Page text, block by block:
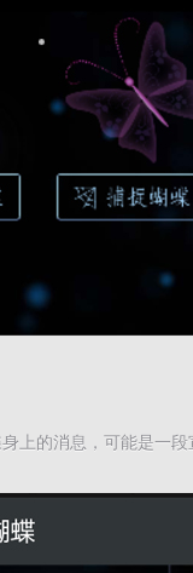
上的消息，可能是一